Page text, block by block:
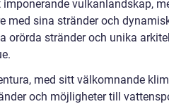
vulkanlandskap,
med sina stränder och
orörda stränder och unika
med sitt välkomnande
och möjligheter till